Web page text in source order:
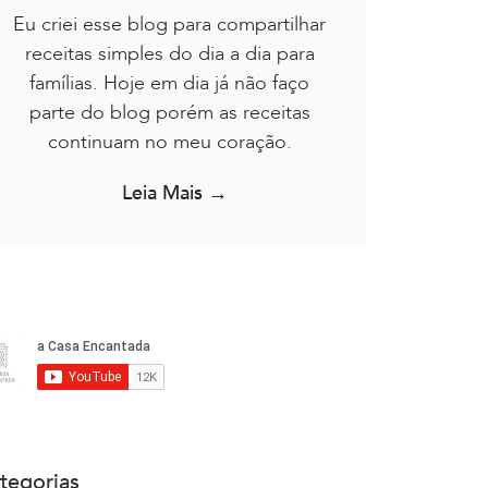
Eu criei esse blog para compartilhar
receitas simples do dia a dia para
famílias. Hoje em dia já não faço
parte do blog porém as receitas
continuam no meu coração.
Leia Mais →